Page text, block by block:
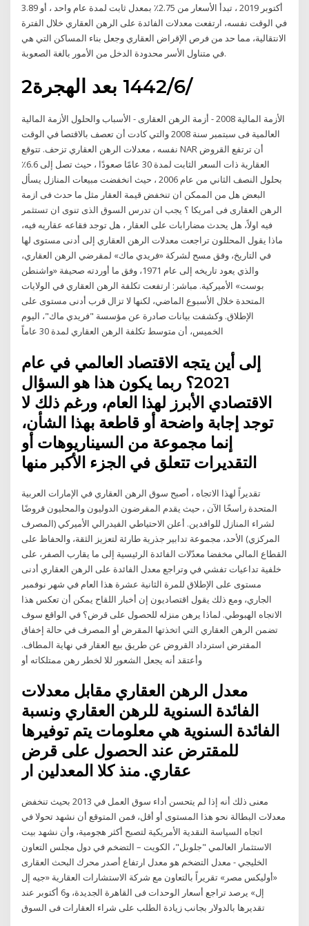
أكتوبر 2019 ، تبدأ الأسعار من 2.75٪ بمعدل ثابت لمدة عام واحد ، أو 3.89
في الوقت نفسه، ارتفعت معدلات الفائدة على الرهن العقاري خلال الفترة
الانتقالية، مما حد من فرص الإقراض العقاري وجعل بناء المساكن التي هي
في متناول الأسر محدودة الدخل من الأمور بالغة الصعوبة.
2‏‏/6‏‏/1442 بعد الهجرة
الأزمة المالية 2008 - أزمة الرهن العقارى - الأسباب والحلول الأزمة المالية
العالمية فى سبتمبر سنة 2008 والتي كادت أن تعصف بالاقتصا في الوقت
نفسه ، معدلات الرهن العقاري تزحف. تتوقع NAR أن ترتفع القروض
العقارية ذات السعر الثابت لمدة 30 عامًا صعودًا ، حيث تصل إلى 6.6٪
بحلول النصف الثاني من عام 2006 ، حيث انخفضت مبيعات المنازل يسأل
البعض هل من الممكن ان تنخفض قيمة العقار مثل ما حدث فى ازمة
الرهن العقارى فى امريكا ؟ يجب ان تدرس السوق الذى تنوى ان تستثمر
فيه اولاً، هل يحدث مضارابات على العقار ، هل توجد فقاعه عقاريه فيه،
ماذا يقول المحللون تراجعت معدلات الرهن العقاري إلى أدنى مستوى لها
في التاريخ، وفق مسح لشركة «فريدي ماك» لمقرضي الرهن العقاري،
والذي يعود تاريخه إلى عام 1971، وفق ما أوردته صحيفة «واشنطن
بوست» الأميركية. مباشر: ارتفعت تكلفة الرهن العقاري في الولايات
المتحدة خلال الأسبوع الماضي، لكنها لا تزال قرب أدنى مستوى على
الإطلاق. وكشفت بيانات صادرة عن مؤسسة "فريدي ماك"، اليوم
الخميس، أن متوسط تكلفة الرهن العقاري لمدة 30 عاماً
إلى أين يتجه الاقتصاد العالمي في عام
2021؟ ربما يكون هذا هو السؤال
الاقتصادي الأبرز لهذا العام، ورغم ذلك لا
توجد إجابة واضحة أو قاطعة بهذا الشأن،
إنما مجموعة من السيناريوهات أو
التقديرات تتعلق في الجزء الأكبر منها
تقديراً لهذا الاتجاه ، أصبح سوق الرهن العقاري في الإمارات العربية
المتحدة راسخًا الآن ، حيث يقدم المقرضون الدوليون والمحليون قروضًا
لشراء المنازل للوافدين. أعلن الاحتياطي الفيدرالي الأميركي (المصرف
المركزي) الأحد، مجموعة تدابير جذرية طارئة لتعزيز الثقة، والحفاظ على
القطاع المالي مخفضا معدّلات الفائدة الرئيسية إلى ما يقارب الصفر، على
خلفية تداعيات تفشي في وتراجع معدل الفائدة على الرهن العقاري أدنى
مستوى على الإطلاق للمرة الثانية عشرة هذا العام في شهر نوفمبر
الجاري، ومع ذلك يقول اقتصاديون إن أخبار اللقاح يمكن أن تعكس هذا
الاتجاه الهبوطي. لماذا يرهن منزله للحصول على قرض؟ في الواقع سوف
تضمن الرهن العقاري التي اتخذتها المقرض أو المصرف في حالة إخفاق
المقترض استرداد القروض عن طريق بيع العقار في نهاية المطاف.
وأعتقد أنه يجعل الشعور للا لخطر رهن ممتلكاته أو
معدل الرهن العقاري مقابل معدلات
الفائدة السنوية للرهن العقاري ونسبة
الفائدة السنوية هي معلومات يتم توفيرها
للمقترض عند الحصول على قرض
عقاري. منذ كلا المعدلين ار
معنى ذلك أنه إذا لم يتحسن أداء سوق العمل في 2013 بحيث تنخفض
معدلات البطالة نحو هذا المستوى أو أقل، فمن المتوقع أن نشهد تحولا في
اتجاه السياسة النقدية الأمريكية لتصبح أكثر هجومية، وأن نشهد بيت
الاستثمار العالمي "جلوبل"، الكويت – التضخم في دول مجلس التعاون
الخليجي - معدل التضخم هو معدل ارتفاع أصدر محرك البحث العقارى
«أوليكس مصر» تقريراً بالتعاون مع شركة الاستشارات العقارية «جيه إل
إل» يرصد تراجع أسعار الوحدات فى القاهرة الجديدة، و6 أكتوبر عند
تقديرها بالدولار بجانب زيادة الطلب على شراء العقارات فى السوق